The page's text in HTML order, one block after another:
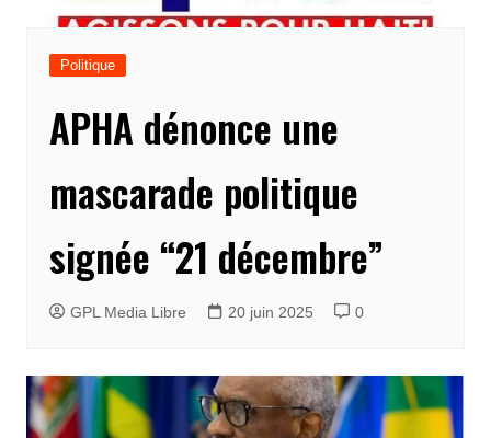
Politique
APHA dénonce une
mascarade politique
signée “21 décembre”
GPL Media Libre 20 juin 2025 0